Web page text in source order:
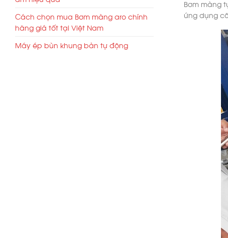
Cách chọn mua Bơm màng aro chính
hãng giá tốt tại Việt Nam
Máy ép bùn khung bản tự động
Bơm màng
ứng dụng